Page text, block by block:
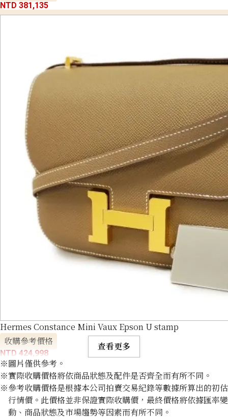
NTD 381,135
Hermes Constance Mini Vaux Epson U stamp
收購參考價格
NTD 424,998
查看更多
※圖片僅供參考。
※實際收購價格將依商品狀態及配件是否齊全而有所不同。
※參考收購價格是根據本公司拍賣交易紀錄等數據所算出的初估
行情價。此價格並非保證實際收購價，最終價格將依據匯率變
動、商品狀態及市場趨勢等因素而有所不同。